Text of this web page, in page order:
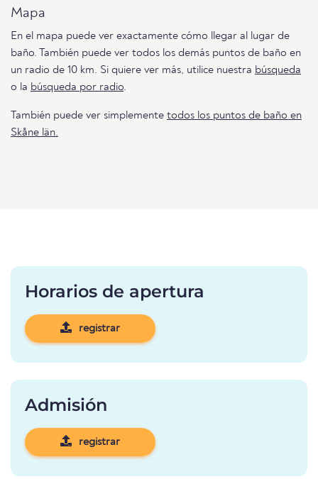
Mapa
En el mapa puede ver exactamente cómo llegar al lugar de
baño. También puede ver todos los demás puntos de baño en
un radio de 10 km. Si quiere ver más, utilice nuestra búsqueda
o la búsqueda por radio.
También puede ver simplemente todos los puntos de baño en
Skåne län.
Horarios de apertura
registrar
Admisión
registrar